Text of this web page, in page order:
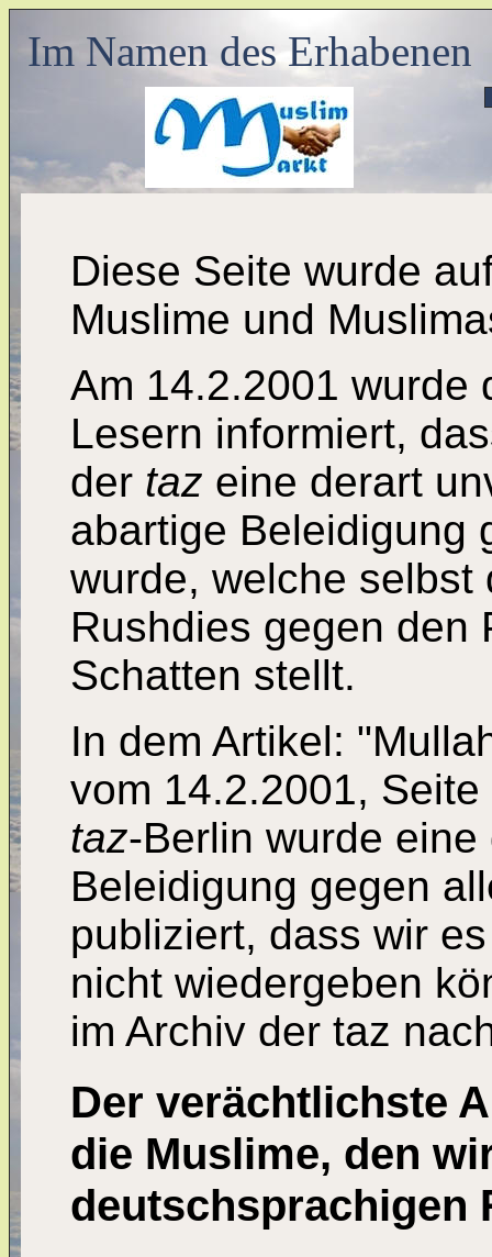
Im Namen des Erhabenen
Diese Seite wurde
Muslime und
Am 14.2.2001 wurde
Lesern informiert,
der taz eine derart
abartige Beleidigung
wurde, welche selbst
Rushdies gegen den
Schatten stellt.
In dem Artikel:
vom 14.2.2001,
taz-Berlin wurde
Beleidigung gegen
publiziert, dass wir
nicht wiedergeben
im Archiv der taz
Der verächtlichste
die Muslime, den
deutschsprachigen